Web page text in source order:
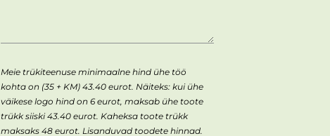
Meie trükiteenuse minimaalne hind ühe töö
kohta on (35 + KM) 43.40 eurot. Näiteks: kui ühe
väikese logo hind on 6 eurot, maksab ühe toote
trükk siiski 43.40 eurot. Kaheksa toote trükk
maksaks 48 eurot. Lisanduvad toodete hinnad.